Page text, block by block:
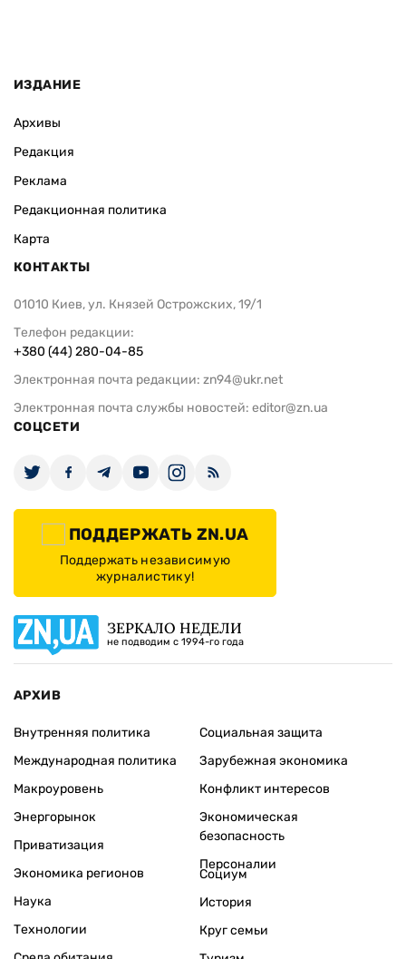
ИЗДАНИЕ
Архивы
Редакция
Реклама
Редакционная политика
Карта
КОНТАКТЫ
01010 Киев, ул. Князей Острожских, 19/1
Телефон редакции:
+380 (44) 280-04-85
Электронная почта редакции: zn94@ukr.net
Электронная почта службы новостей: editor@zn.ua
СОЦСЕТИ
ПОДДЕРЖАТЬ ZN.UA
Поддержать независимую
журналистику!
ЗЕРКАЛО НЕДЕЛИ
не подводим с 1994-го года
АРХИВ
Внутренняя политика
Международная политика
Макроуровень
Энергорынок
Приватизация
Экономика регионов
Социальная защита
Зарубежная экономика
Конфликт интересов
Экономическая
безопасность
Персоналии
Наука
Технологии
Социум
История
Круг семьи